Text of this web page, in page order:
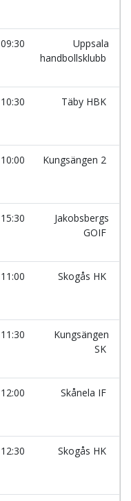
09:30
Uppsala
handbollsklubb
10:30 Täby HBK
10:00 Kungsängen 2
15:30
Jakobsbergs
GOIF
11:00 Skogås HK
11:30
Kungsängen
SK
12:00 Skånela IF
12:30 Skogås HK